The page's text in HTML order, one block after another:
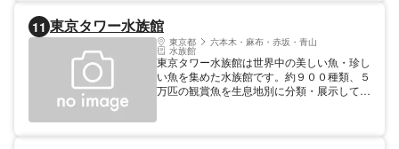
11 東京タワー水族館
東京都 六本木・麻布・赤坂・青山
水族館
東京タワー水族館は世界中の美しい魚・珍し
い魚を集めた水族館です。約９００種類、５
万匹の観賞魚を生息地別に分類・展示してい